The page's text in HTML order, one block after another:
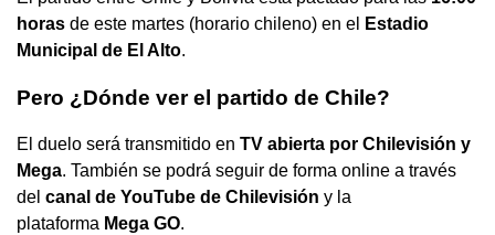
horas de este martes (horario chileno) en el
Estadio
Municipal de El Alto.
Pero ¿Dónde ver el partido de Chile?
El duelo será transmitido en TV abierta por Chilevisión y
Mega. También se podrá seguir de forma online a través
del canal de YouTube de Chilevisión y la
plataforma Mega GO.